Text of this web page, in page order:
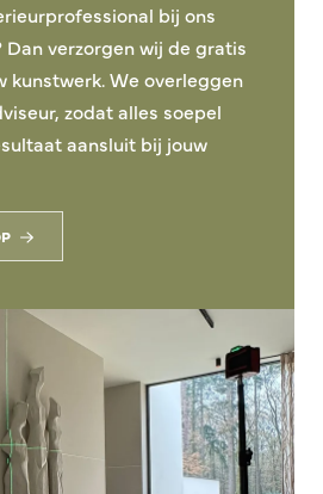
bij ons
verzorgen wij de gratis
kunstwerk. We overleggen
zodat alles soepel
aansluit bij jouw